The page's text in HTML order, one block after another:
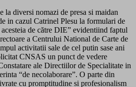
la diversi nomazi de presa si maidan
in cazul Catrinel Plesu la formulari de
acesteia de către DIE” evidentiind faptul
a Centrului National de Carte de
activitatii sale de cel putin sase ani
CNSAS un punct de vedere
ale Directiilor de Specialitate in
“de necolaborare”. O parte din
cu promptitudine si profesionalism